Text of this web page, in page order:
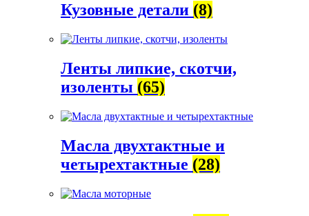
Кузовные детали (8)
Ленты липкие, скотчи,
изоленты (65)
Масла двухтактные и
четырехтактные (28)